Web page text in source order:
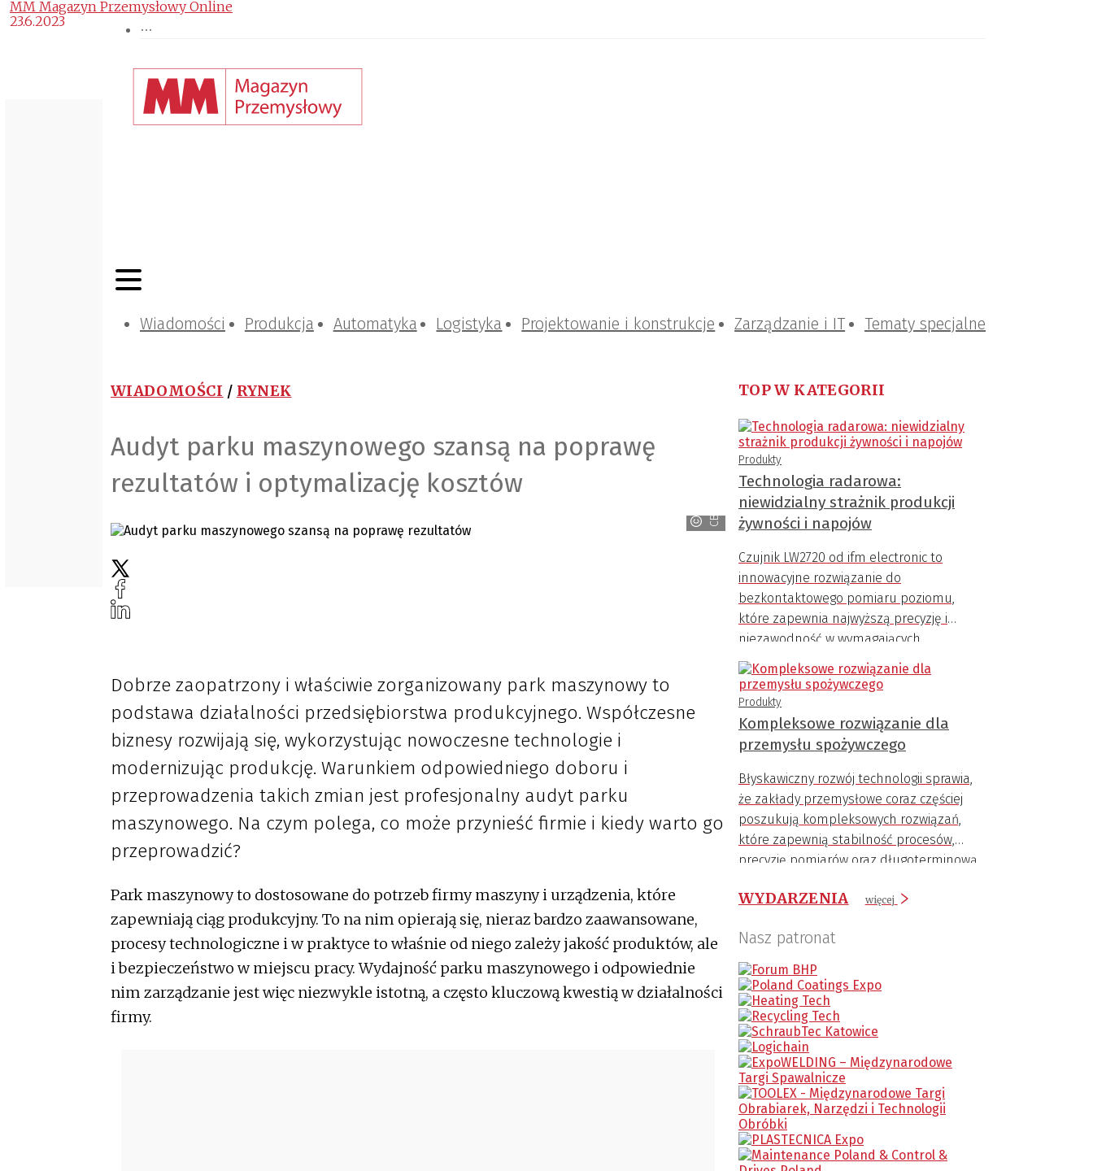
Wiadomości Produkcja Automatyka Logistyka Projektowanie i konstrukcje Zarządzanie i IT Tematy specjalne
WIADOMOŚCI / RYNEK
Audyt parku maszynowego szansą na poprawę
rezultatów i optymalizację kosztów
CBRTP
MM Magazyn Przemysłowy Online
23.6.2023
Dobrze zaopatrzony i właściwie zorganizowany park maszynowy to
podstawa działalności przedsiębiorstwa produkcyjnego. Współczesne
biznesy rozwijają się, wykorzystując nowoczesne technologie i
modernizując produkcję. Warunkiem odpowiedniego doboru i
przeprowadzenia takich zmian jest profesjonalny audyt parku
maszynowego. Na czym polega, co może przynieść firmie i kiedy warto go
przeprowadzić?
Park maszynowy to dostosowane do potrzeb firmy maszyny i urządzenia, które
zapewniają ciąg produkcyjny. To na nim opierają się, nieraz bardzo zaawansowane,
procesy technologiczne i w praktyce to właśnie od niego zależy jakość produktów, ale
i bezpieczeństwo w miejscu pracy. Wydajność parku maszynowego i odpowiednie
nim zarządzanie jest więc niezwykle istotną, a często kluczową kwestią w działalności
firmy.
TOP W KATEGORII
Produkty
Technologia radarowa:
niewidzialny strażnik produkcji
żywności i napojów
Czujnik LW2720 od ifm electronic to
innowacyjne rozwiązanie do
bezkontaktowego pomiaru poziomu,
które zapewnia najwyższą precyzję i
niezawodność w wymagających
warunkach przemysłowych.
Produkty
Kompleksowe rozwiązanie dla
przemysłu spożywczego
Błyskawiczny rozwój technologii sprawia,
że zakłady przemysłowe coraz częściej
poszukują kompleksowych rozwiązań,
które zapewnią stabilność procesów,
precyzję pomiarów oraz długoterminową
WYDARZENIA więcej
Nasz patronat